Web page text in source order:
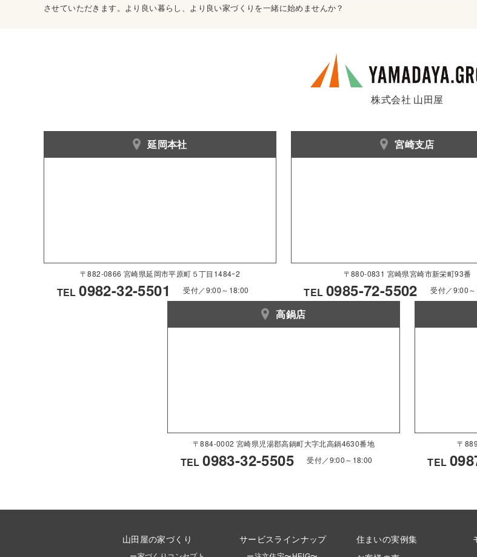
させていただきます。より良い暮らし、より良い家づくりを一緒に始めませんか？
株式会社 山田屋
延岡本社
〒882-0866 宮崎県延岡市平原町５丁目1484ｰ2
TEL0982-32-5501 受付／9:00～18:00
宮崎支店
〒880-0831 宮崎県宮崎市新栄町93番
TEL0985-72-5502 受付／9:00
高鍋店
〒884-0002 宮崎県児湯郡高鍋町大字北高鍋4630番地
TEL0983-32-5505 受付／9:00～18:00
〒
TEL
山田屋の家づくり サービスラインナップ
住まいの実例集